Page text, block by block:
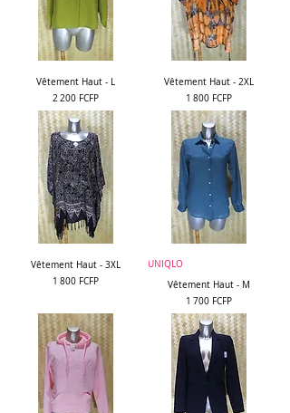
Vêtement Haut - L
Prix
2 200 FCFP
Vêtement Haut - 2XL
Prix
1 800 FCFP
Vêtement Haut - 3XL
Prix
1 800 FCFP
UNIQLO
Vêtement Haut - M
Prix
1 700 FCFP